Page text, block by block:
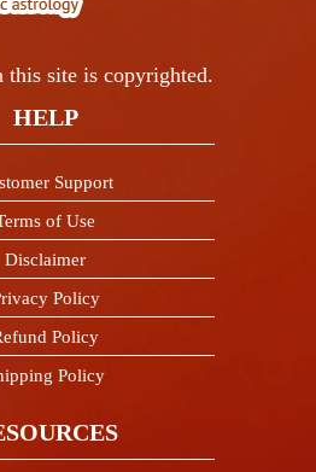
this site is copyrighted.
HELP
Support
of Use
Disclaimer
Policy
Policy
Policy